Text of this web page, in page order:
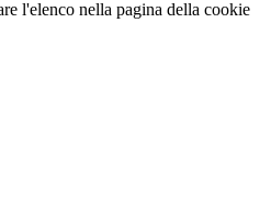
l'elenco nella pagina della cookie